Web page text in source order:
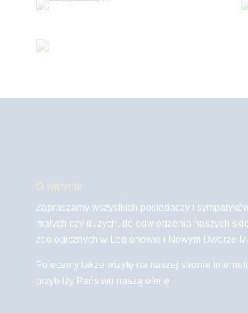
O witrynie
Zapraszamy wszystkich posiadaczy i
małych czy dużych, do odwiedzenia naszych
zoologicznych w Legionowie i Nowym Dworze
Polecamy także wizytę na naszej stronie
przybliży Państwu naszą ofertę.